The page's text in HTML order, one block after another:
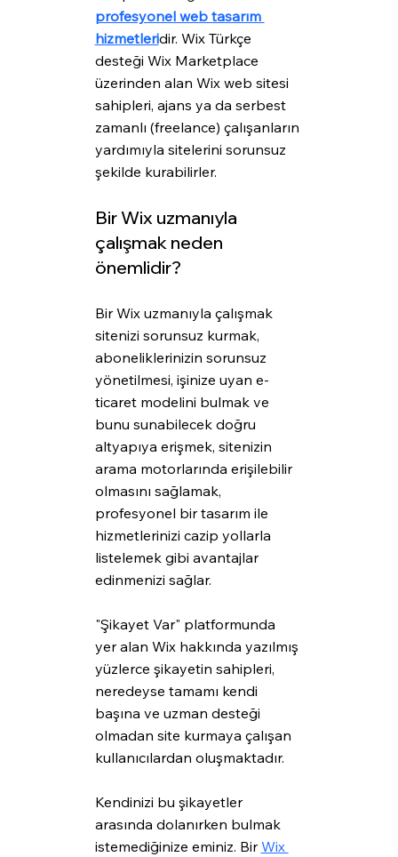
profesyonel web tasarım
hizmetleridir. Wix Türkçe
desteği Wix Marketplace
üzerinden alan Wix web sitesi
sahipleri, ajans ya da serbest
zamanlı (freelance) çalışanların
yardımıyla sitelerini sorunsuz
şekilde kurabilirler.
Bir Wix uzmanıyla
çalışmak neden
önemlidir?
Bir Wix uzmanıyla çalışmak
sitenizi sorunsuz kurmak,
aboneliklerinizin sorunsuz
yönetilmesi, işinize uyan e-
ticaret modelini bulmak ve
bunu sunabilecek doğru
altyapıya erişmek, sitenizin
arama motorlarında erişilebilir
olmasını sağlamak,
profesyonel bir tasarım ile
hizmetlerinizi cazip yollarla
listelemek gibi avantajlar
edinmenizi sağlar.
"Şikayet Var" platformunda
yer alan Wix hakkında yazılmış
yüzlerce şikayetin sahipleri,
neredeyse tamamı kendi
başına ve uzman desteği
olmadan site kurmaya çalışan
kullanıcılardan oluşmaktadır.
Kendinizi bu şikayetler
arasında dolanırken bulmak
istemediğinize eminiz. Bir Wix